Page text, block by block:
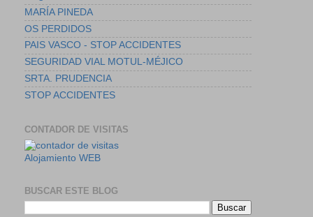
MARÍA PINEDA
OS PERDIDOS
PAIS VASCO - STOP ACCIDENTES
SEGURIDAD VIAL MOTUL-MÉJICO
SRTA. PRUDENCIA
STOP ACCIDENTES
CONTADOR DE VISITAS
Alojamiento WEB
BUSCAR ESTE BLOG